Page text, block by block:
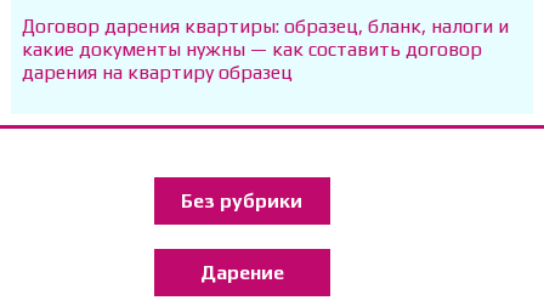
Договор дарения квартиры: образец, бланк, налоги и
какие документы нужны — как составить договор
дарения на квартиру образец
Без рубрики
Дарение